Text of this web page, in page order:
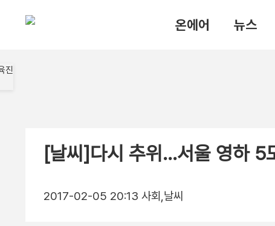
온에어 뉴스
[날씨]다시 추위…서울 영하 5
2017-02-05 20:13 사회,날씨